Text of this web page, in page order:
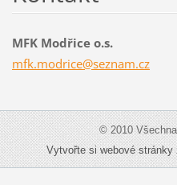
MFK Modřice o.s.
mfk.modrice@seznam.cz
© 2010
Vytvořte si webové stránky